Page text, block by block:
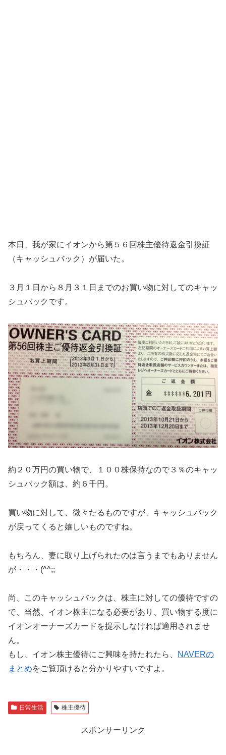
本日、我が家にイオンから第５６回株主優待返金引換証
（キャッシュバック）が届いた。
３月１日から８月３１日までのお買い物に対してのキャッ
シュバックです。
約２０万円の買い物で、１００株保持なので３％のキャッ
シュバック額は、約６千円。
買い物に対して、微々たるものですが、キャッシュバック
が戻ってくると嬉しいものですね。
もちろん、妻に取り上げられたのは言うまでもありません
が・・・(^^;;
尚、このキャッシュバックは、株主に対しての優待ですの
で、当然、イオン株主になる必要があり、買い物する度に
イオンオーナーズカードを提示しなければ適用されませ
ん。
もし、イオン株主優待にご興味を持たれたら、
NAVERの
まとめをご覧頂けると分かりやすいですよ。
日常生活 株主優待
スポンサーリンク